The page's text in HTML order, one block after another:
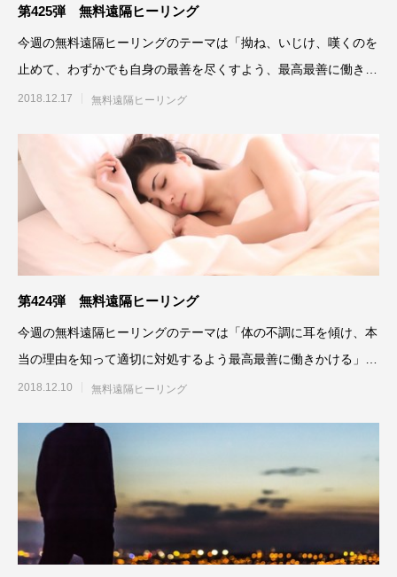
第425弾 無料遠隔ヒーリング
今週の無料遠隔ヒーリングのテーマは「拗ね、いじけ、嘆くのを
止めて、わずかでも自身の最善を尽くすよう、最高最善に働きか
ける」です。参加される方
2018.12.17 無料遠隔ヒーリング
第424弾 無料遠隔ヒーリング
今週の無料遠隔ヒーリングのテーマは「体の不調に耳を傾け、本
当の理由を知って適切に対処するよう最高最善に働きかける」で
す。参加される方は、「無
2018.12.10 無料遠隔ヒーリング